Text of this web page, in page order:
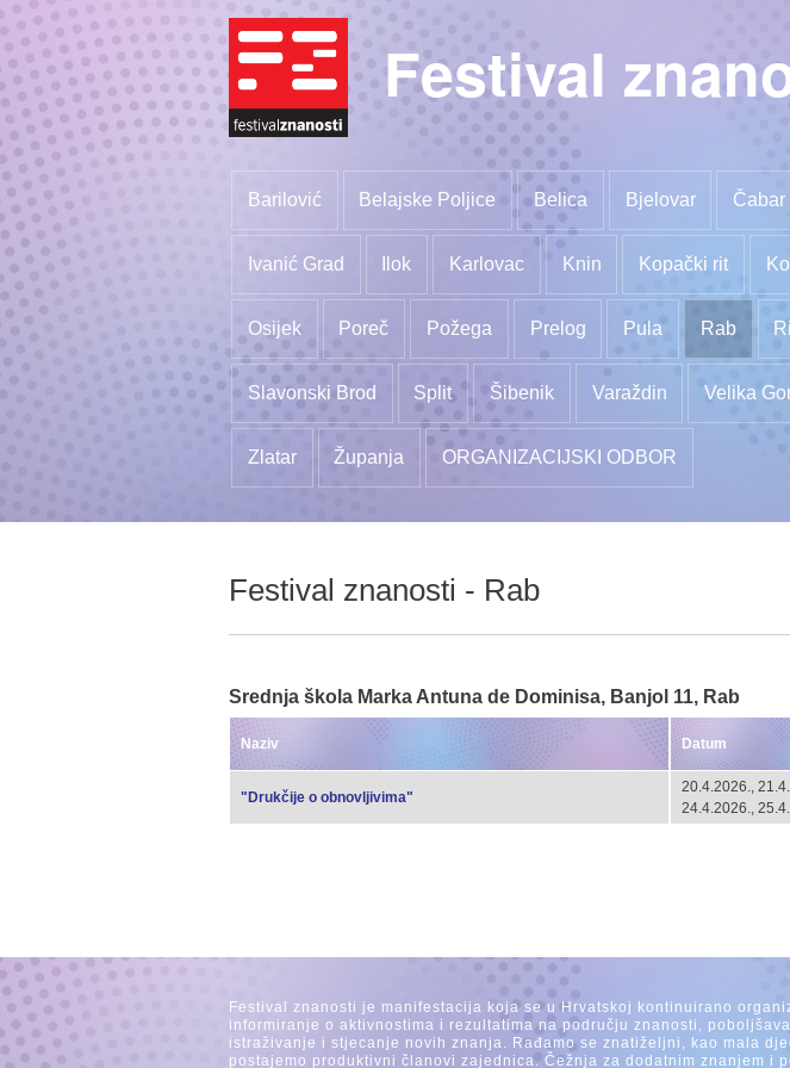
Festival
Barilović Belajske Poljice Belica Bjelovar Čabar
Ivanić Grad Ilok Karlovac Knin Kopački rit
Osijek Poreč Požega Prelog Pula Rab
Slavonski Brod Split Šibenik Varaždin Velika
Zlatar Županja ORGANIZACIJSKI ODBOR
Festival znanosti - Rab
Srednja škola Marka Antuna de Dominisa, Banjol 11, Rab
Naziv Datum
"Drukčije o obnovljivima"
20.4.2026.,
24.4.2026.,
Festival znanosti je manifestacija koja se u Hrvatskoj kontinuirano
informiranje o aktivnostima i rezultatima na području znanosti,
istraživanje i stjecanje novih znanja. Rađamo se znatiželjni, kao mala
postajemo produktivni članovi zajednica. Čežnja za dodatnim znanjem